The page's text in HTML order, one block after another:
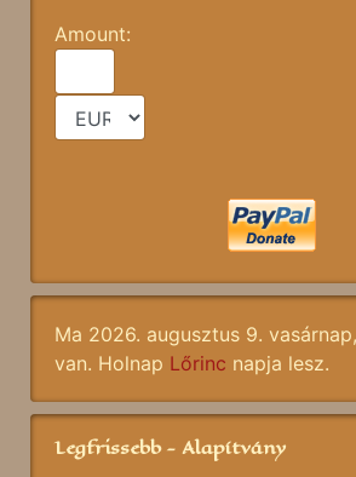
Amount:
Ma 2026. augusztus 9. vasárnap,
van. Holnap Lőrinc napja lesz.
Legfrissebb - Alapítvány